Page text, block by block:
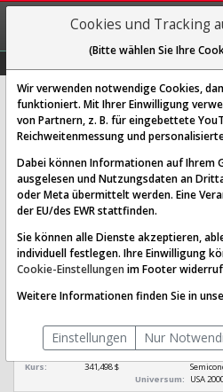
Astera Labs Aktie:
Analyse (ALAB)
SCORING SYSTEMS:
Qualitäts-Check Dividenden-Check
Robustheits-Check
Qualitäts-Check:Ist die Aktie zum
Astera Labs [ALAB
Börsenwert: 58,360 Mrd. $
Kurs:
341,498 $
Sektor:
Universum:
USA
Cookies und Tracking
(Bitte wählen Sie Ihre
Wir verwenden notwendige Cookies,
funktioniert. Mit Ihrer Einwilligung
von Partnern, z. B. für eingebettete
Reichweitenmessung und
Dabei können Informationen auf Ihrem
ausgelesen und Nutzungsdaten an
oder Meta übermittelt werden. Eine
der EU/des EWR stattfinden.
Sie können alle Dienste akzeptieren,
individuell festlegen. Ihre Einwilligung
Cookie-Einstellungen im Footer
Weitere Informationen finden Sie in
Einstellungen Nur